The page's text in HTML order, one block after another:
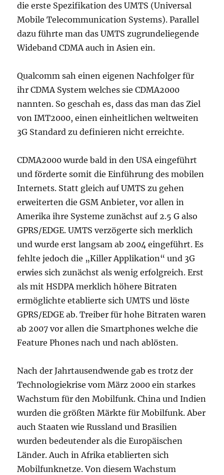
die erste Spezifikation des UMTS (Universal
Mobile Telecommunication Systems). Parallel
dazu führte man das UMTS zugrundeliegende
Wideband CDMA auch in Asien ein.
Qualcomm sah einen eigenen Nachfolger für
ihr CDMA System welches sie CDMA2000
nannten. So geschah es, dass das man das Ziel
von IMT2000, einen einheitlichen weltweiten
3G Standard zu definieren nicht erreichte.
CDMA2000 wurde bald in den USA eingeführt
und förderte somit die Einführung des mobilen
Internets. Statt gleich auf UMTS zu gehen
erweiterten die GSM Anbieter, vor allen in
Amerika ihre Systeme zunächst auf 2.5 G also
GPRS/EDGE. UMTS verzögerte sich merklich
und wurde erst langsam ab 2004 eingeführt. Es
fehlte jedoch die „Killer Applikation“ und 3G
erwies sich zunächst als wenig erfolgreich. Erst
als mit HSDPA merklich höhere Bitraten
ermöglichte etablierte sich UMTS und löste
GPRS/EDGE ab. Treiber für hohe Bitraten waren
ab 2007 vor allen die Smartphones welche die
Feature Phones nach und nach ablösten.
Nach der Jahrtausendwende gab es trotz der
Technologiekrise vom März 2000 ein starkes
Wachstum für den Mobilfunk. China und Indien
wurden die größten Märkte für Mobilfunk. Aber
auch Staaten wie Russland und Brasilien
wurden bedeutender als die Europäischen
Länder. Auch in Afrika etablierten sich
Mobilfunknetze. Von diesem Wachstum